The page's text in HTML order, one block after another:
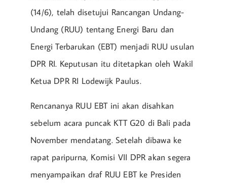
(14/6), telah disetujui Rancangan Undang-
Undang (RUU) tentang Energi Baru dan
Energi Terbarukan (EBT) menjadi RUU usulan
DPR RI. Keputusan itu ditetapkan oleh Wakil
Ketua DPR RI Lodewijk Paulus.
Rencananya RUU EBT ini akan disahkan
sebelum acara puncak KTT G20 di Bali pada
November mendatang. Setelah dibawa ke
rapat paripurna, Komisi VII DPR akan segera
menyampaikan draf RUU EBT ke Presiden